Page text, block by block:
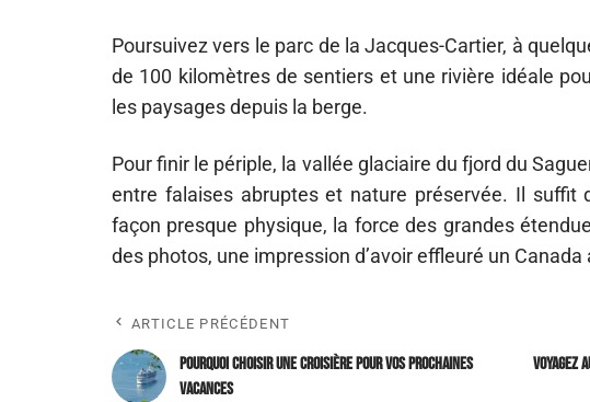
Poursuivez vers le parc de la Jacques-Cartier, à
de 100 kilomètres de sentiers et une rivière idéale
les paysages depuis la berge.
Pour finir le périple, la vallée glaciaire du fjord du
entre falaises abruptes et nature préservée. Il suffit
façon presque physique, la force des grandes
des photos, une impression d’avoir effleuré un
ARTICLE PRÉCÉDENT
Pourquoi choisir une croisière pour vos prochaines
vacances